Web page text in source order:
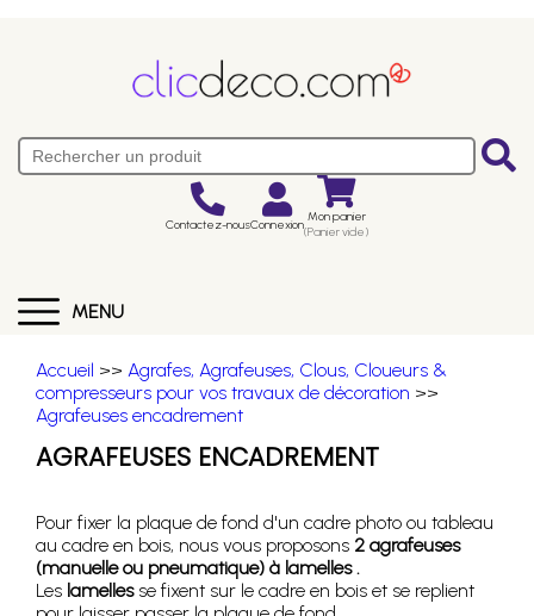
Contactez-nousConnexion Mon panier
(Panier vide)
MENU
Accueil >> Agrafes, Agrafeuses, Clous, Cloueurs &
compresseurs pour vos travaux de décoration >>
Agrafeuses encadrement
AGRAFEUSES ENCADREMENT
Pour fixer la plaque de fond d'un cadre photo ou tableau
au cadre en bois, nous vous proposons 2 agrafeuses
(manuelle ou pneumatique) à lamelles .
Les lamelles se fixent sur le cadre en bois et se replient